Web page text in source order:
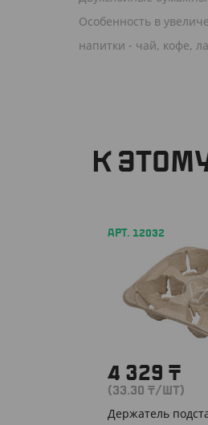
Особенность в
напитки - чай, кофе,
К
АРТ. 12032
4 329 ₸
(33.30 ₸/ШТ)
Держатель